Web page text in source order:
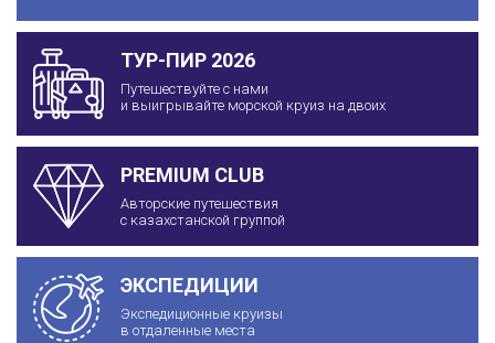
ТУР-ПИР 2026
Путешествуйте с нами
и выигрывайте морской круиз на двоих
PREMIUM CLUB
Авторские путешествия
с казахстанской группой
ЭКСПЕДИЦИИ
Экспедиционные круизы
в отдаленные места